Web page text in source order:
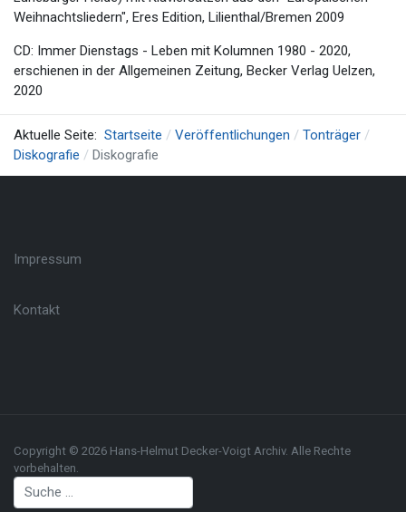
Weihnachtsliedern", Eres Edition, Lilienthal/Bremen 2009
CD: Immer Dienstags - Leben mit Kolumnen 1980 - 2020,
erschienen in der Allgemeinen Zeitung, Becker Verlag Uelzen,
2020
Aktuelle Seite: Startseite Veröffentlichungen
Tonträger
Diskografie
Diskografie
Impressum
Kontakt
Copyright © 2026 Hans-Helmut Decker-Voigt Archiv. Alle Rechte
vorbehalten.
Suchen